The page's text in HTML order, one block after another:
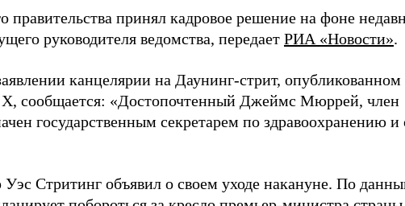
правительства принял кадровое решение на фоне
руководителя ведомства, передает РИА «Новости».
канцелярии на Даунинг-стрит, опубликованном
X, сообщается: «Достопочтенный Джеймс Мюррей, член
государственным секретарем по здравоохранению
Стритинг объявил о своем уходе накануне. По